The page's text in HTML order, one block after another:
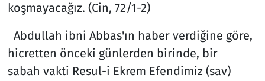
koşmayacağız. (Cin, 72/1-2)
Abdullah ibni Abbas'ın haber verdiğine göre,
hicretten önceki günlerden birinde, bir
sabah vakti Resul-i Ekrem Efendimiz (sav)